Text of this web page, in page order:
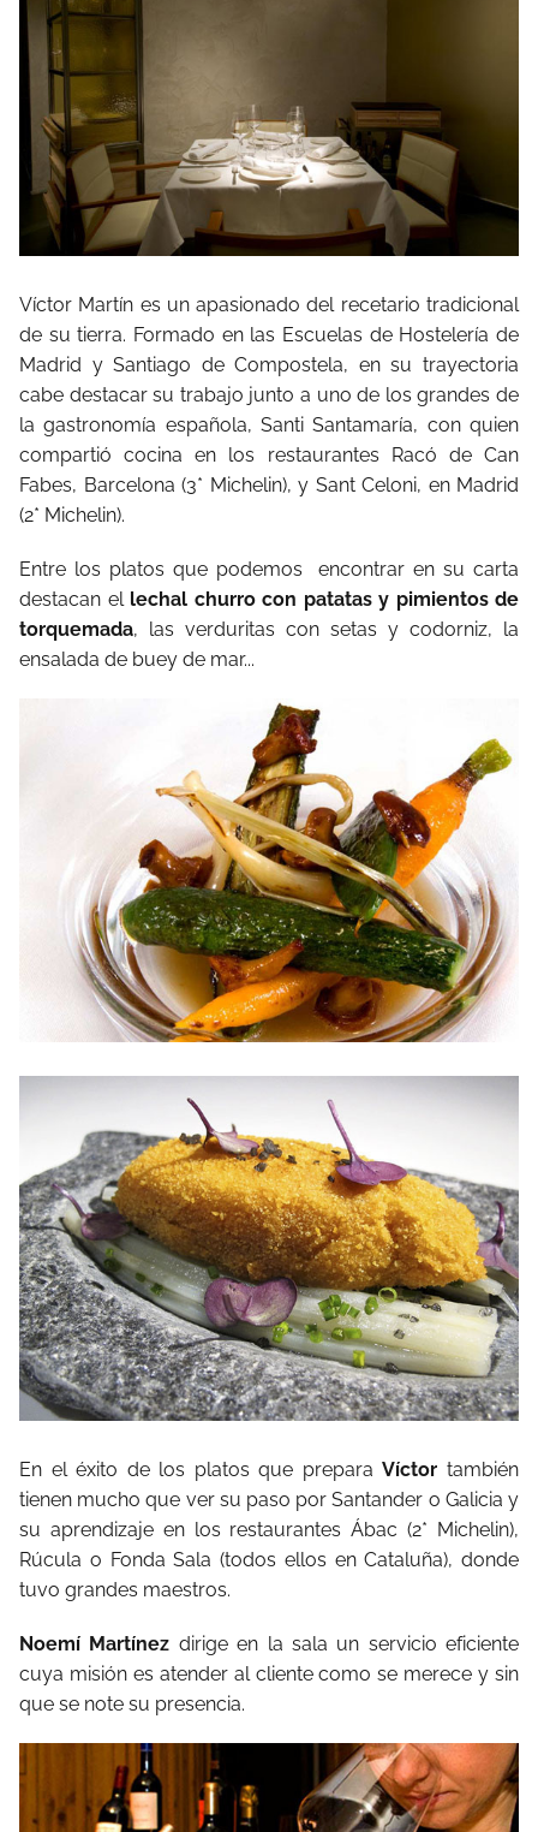
Víctor Martín es un apasionado del recetario tradicional
de su tierra. Formado en las Escuelas de Hostelería de
Madrid y Santiago de Compostela, en su trayectoria
cabe destacar su trabajo junto a uno de los grandes de
la gastronomía española, Santi Santamaría, con quien
compartió cocina en los restaurantes Racó de Can
Fabes, Barcelona (3* Michelin), y Sant Celoni, en Madrid
(2* Michelin).
Entre los platos que podemos encontrar en su carta
destacan el lechal churro con patatas y pimientos de
torquemada, las verduritas con setas y codorniz, la
ensalada de buey de mar...
En el éxito de los platos que preparaVíctor también
tienen mucho que ver su paso por Santander o Galicia y
su aprendizaje en los restaurantes Ábac (2* Michelin),
Rúcula o Fonda Sala (todos ellos en Cataluña), donde
tuvo grandes maestros.
Noemí Martínez dirige en la sala un servicio eficiente
cuya misión es atender al cliente como se merece y sin
que se note su presencia.